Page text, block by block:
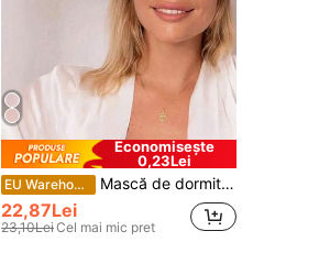
Economisește
0,23Lei
EU Warehouse Mască de dormit unisex reutilizabilă, din mătase 100% Mulberry, 1 buc/2 buc/4 buc, respirabilă, opacă, reglabilă, potrivită pentru dormitor, călătorii, birou, școală, cadou excelent pentru familie, colegi, prieteni, umbră pentru ochi, esențială pentru călătorii
22,87Lei
23,10LeiCel mai mic pret